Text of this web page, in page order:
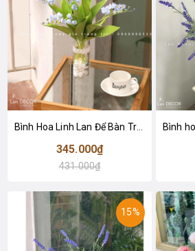
Bình Hoa Linh Lan Để Bàn Trang Trí- CC991
345.000₫
431.000₫
15%